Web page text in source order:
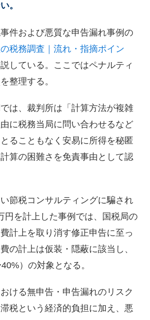
。
件および悪質な申告漏れ事例の
税務調査｜流れ・指摘ポイン
している。ここではペナルティ
整理する。
は、裁判所は「計算方法が複雑
に税務当局に問い合わせるなど
ることもなく安易に所得を秘匿
算の困難さを免責事由として認
節税コンサルティングに騙され
円を計上した事例では、国税局の
計上を取り消す修正申告に至っ
の計上は仮装・隠蔽に該当し、
）の対象となる。
ける無申告・申告漏れのリスク
税という経済的負担に加え、悪